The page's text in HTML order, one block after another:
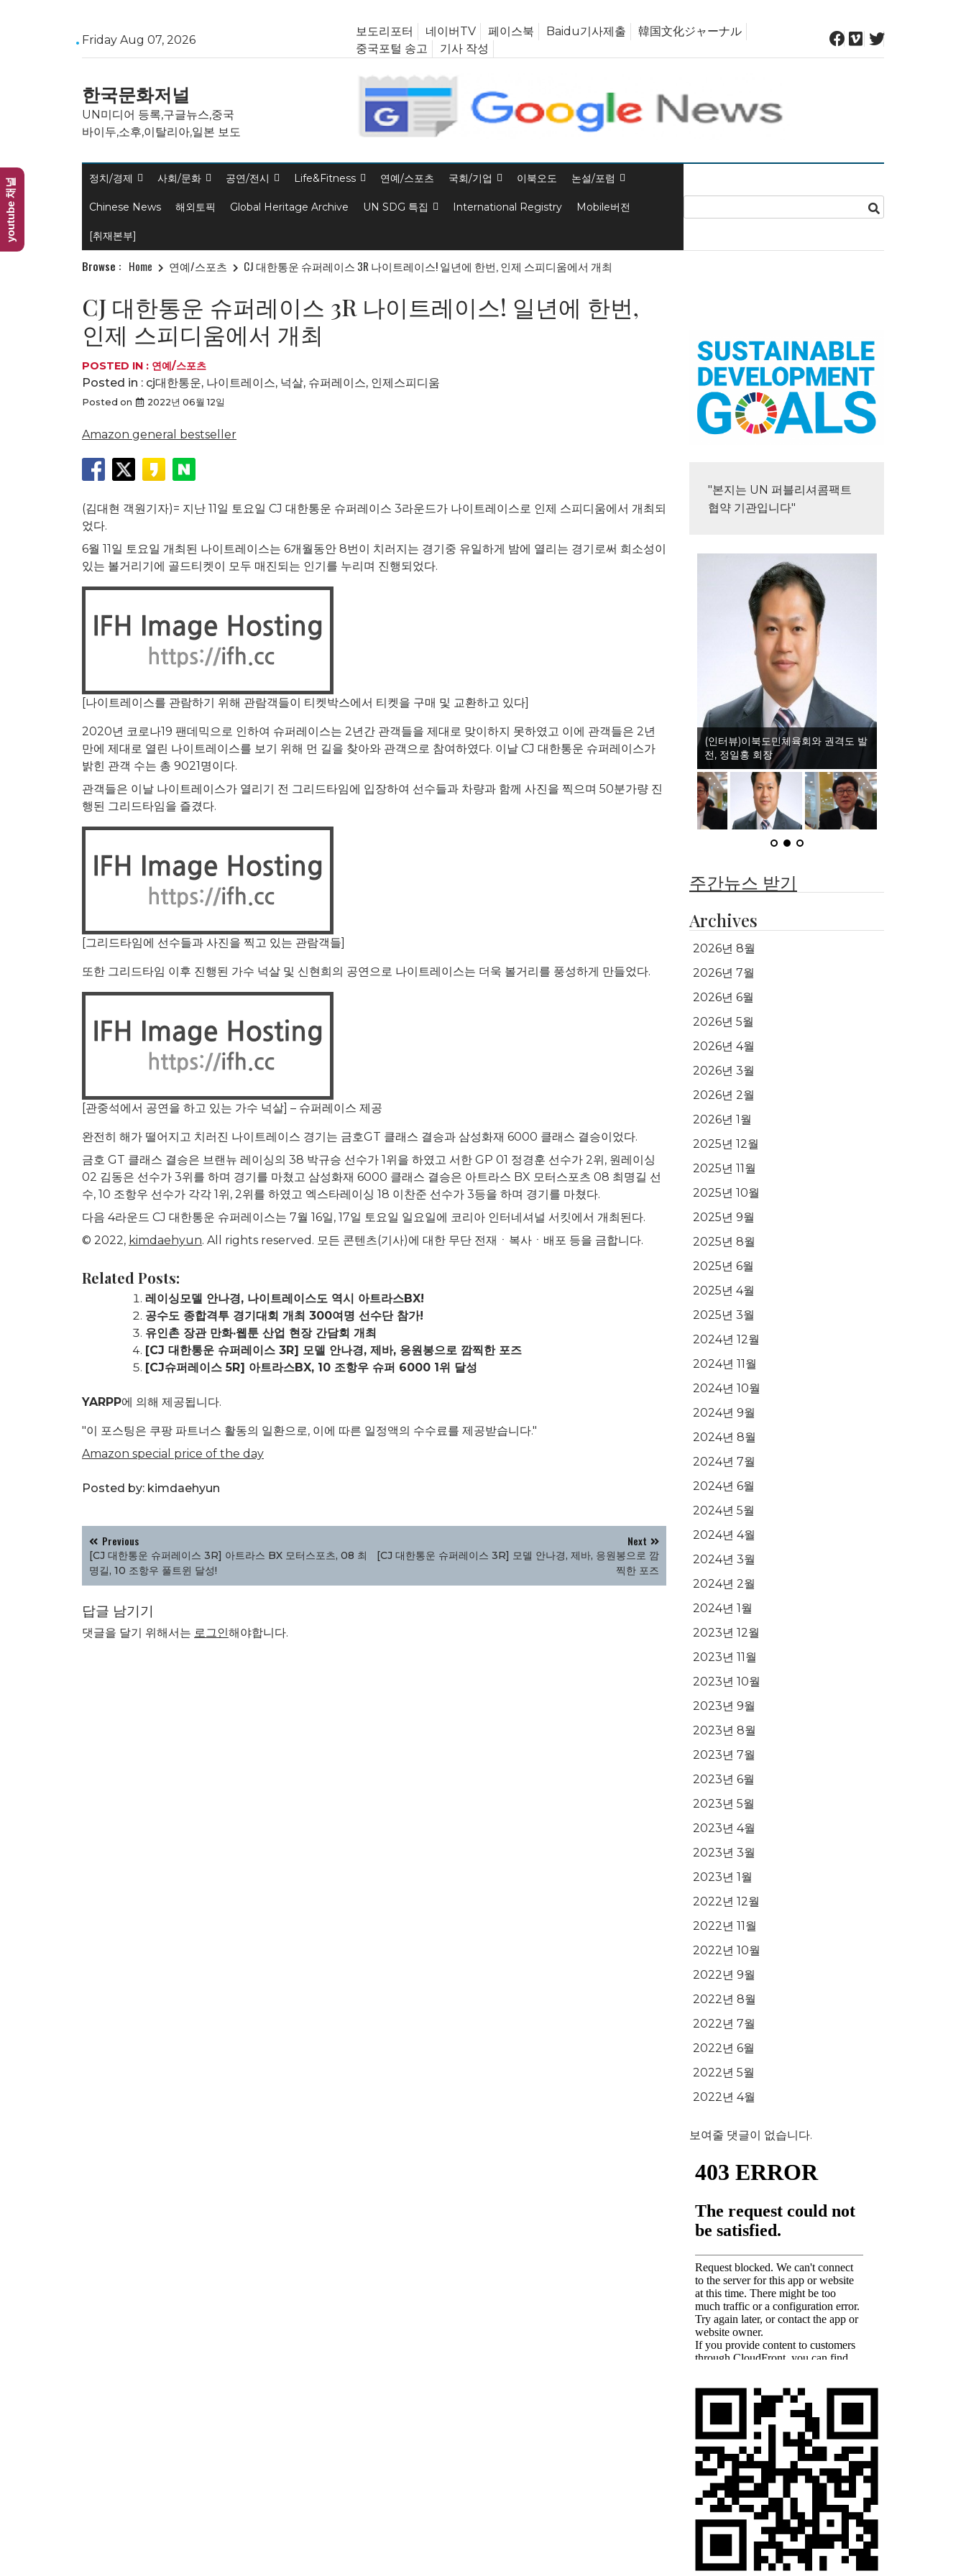
Friday Aug 07, 2026
보도리포터 네이버TV 페이스북 Baidu기사제출
韓国文化ジャーナル
중국포털 송고
기사 작성
한국문화저널
UN미디어 등록,구글뉴스,중국
바이두,소후,이탈리아,일본 보도
정치/경제 사회/문화 공연/전시 Life&Fitness 연예/스포츠 국회/기업 이북오도 논설/포럼
Chinese News 해외토픽 Global Heritage Archive UN SDG 특집 International Registry Mobile버전
[취재본부]
Browse : Home 연예/스포츠 CJ 대한통운 슈퍼레이스 3R 나이트레이스! 일년에 한번, 인제 스피디움에서 개최
CJ 대한통운 슈퍼레이스 3R 나이트레이스! 일년에 한번,
인제 스피디움에서 개최
POSTED IN : 연예/스포츠
Posted in : cj대한통운, 나이트레이스, 넉살, 슈퍼레이스, 인제스피디움
Posted on 2022년 06월 12일
Amazon general bestseller
(김대현 객원기자)= 지난 11일 토요일 CJ 대한통운 슈퍼레이스 3라운드가 나이트레이스로 인제 스피디움에서 개최되
었다.
6월 11일 토요일 개최된 나이트레이스는 6개월동안 8번이 치러지는 경기중 유일하게 밤에 열리는 경기로써 희소성이
있는 볼거리기에 골드티켓이 모두 매진되는 인기를 누리며 진행되었다.
[나이트레이스를 관람하기 위해 관람객들이 티켓박스에서 티켓을 구매 및 교환하고 있다]
2020년 코로나19 팬데믹으로 인하여 슈퍼레이스는 2년간 관객들을 제대로 맞이하지 못하였고 이에 관객들은 2년
만에 제대로 열린 나이트레이스를 보기 위해 먼 길을 찾아와 관객으로 참여하였다. 이날 CJ 대한통운 슈퍼레이스가
밝힌 관객 수는 총 9021명이다.
관객들은 이날 나이트레이스가 열리기 전 그리드타임에 입장하여 선수들과 차량과 함께 사진을 찍으며 50분가량 진
행된 그리드타임을 즐겼다.
[그리드타임에 선수들과 사진을 찍고 있는 관람객들]
또한 그리드타임 이후 진행된 가수 넉살 및 신현희의 공연으로 나이트레이스는 더욱 볼거리를 풍성하게 만들었다.
[관중석에서 공연을 하고 있는 가수 넉살] – 슈퍼레이스 제공
완전히 해가 떨어지고 치러진 나이트레이스 경기는 금호GT 클래스 결승과 삼성화재 6000 클래스 결승이었다.
금호 GT 클래스 결승은 브랜뉴 레이싱의 38 박규승 선수가 1위을 하였고 서한 GP 01 정경훈 선수가 2위, 원레이싱
02 김동은 선수가 3위를 하며 경기를 마쳤고 삼성화재 6000 클래스 결승은 아트라스 BX 모터스포츠 08 최명길 선
수, 10 조항우 선수가 각각 1위, 2위를 하였고 엑스타레이싱 18 이찬준 선수가 3등을 하며 경기를 마쳤다.
다음 4라운드 CJ 대한통운 슈퍼레이스는 7월 16일, 17일 토요일 일요일에 코리아 인터네셔널 서킷에서 개최된다.
© 2022, kimdaehyun. All rights reserved. 모든 콘텐츠(기사)에 대한 무단 전재ㆍ복사ㆍ배포 등을 금합니다.
Related Posts:
레이싱모델 안나경, 나이트레이스도 역시 아트라스BX!
공수도 종합격투 경기대회 개최 300여명 선수단 참가!
유인촌 장관 만화·웹툰 산업 현장 간담회 개최
[CJ 대한통운 슈퍼레이스 3R] 모델 안나경, 제바, 응원봉으로 깜찍한 포즈
[CJ슈퍼레이스 5R] 아트라스BX, 10 조항우 슈퍼 6000 1위 달성
YARPP에 의해 제공됩니다.
"이 포스팅은 쿠팡 파트너스 활동의 일환으로, 이에 따른 일정액의 수수료를 제공받습니다."
Amazon special price of the day
Posted by: kimdaehyun
글
탐
색
Previous
[CJ 대한통운 슈퍼레이스 3R] 아트라스 BX 모터스포츠, 08 최
명길, 10 조항우 풀트윈 달성!
Next
[CJ 대한통운 슈퍼레이스 3R] 모델 안나경, 제바, 응원봉으로 깜
찍한 포즈
답글 남기기
댓글을 달기 위해서는 로그인해야합니다.
"본지는 UN 퍼블리셔콤팩트
협약 기관입니다"
(인터뷰)이북도민체육회와 권격도 발
전, 정일홍 회장
주간뉴스 받기
Archives
2026년 8월
2026년 7월
2026년 6월
2026년 5월
2026년 4월
2026년 3월
2026년 2월
2026년 1월
2025년 12월
2025년 11월
2025년 10월
2025년 9월
2025년 8월
2025년 6월
2025년 4월
2025년 3월
2024년 12월
2024년 11월
2024년 10월
2024년 9월
2024년 8월
2024년 7월
2024년 6월
2024년 5월
2024년 4월
2024년 3월
2024년 2월
2024년 1월
2023년 12월
2023년 11월
2023년 10월
2023년 9월
2023년 8월
2023년 7월
2023년 6월
2023년 5월
2023년 4월
2023년 3월
2023년 1월
2022년 12월
2022년 11월
2022년 10월
2022년 9월
2022년 8월
2022년 7월
2022년 6월
2022년 5월
2022년 4월
보여줄 댓글이 없습니다.
youtube 채널